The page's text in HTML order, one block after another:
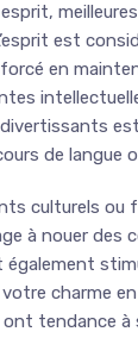
est
en
de langue
culturels ou
à nouer des
charme
tendance à